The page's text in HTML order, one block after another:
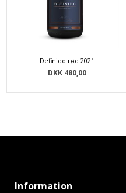
Definido rød 2021
DKK 480,00
Information